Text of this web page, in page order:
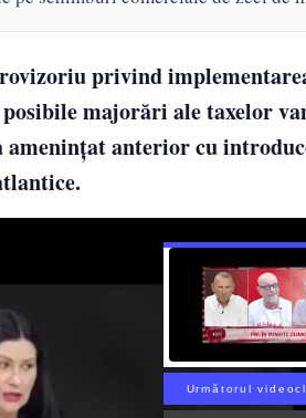
privind
majorări ale taxelor
anterior cu
Următorul